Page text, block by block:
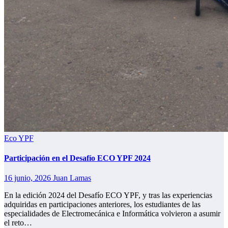
Eco YPF
Participación en el Desafío ECO YPF 2024
16 junio, 2026 Juan Lamas
En la edición 2024 del Desafío ECO YPF, y tras las experiencias
adquiridas en participaciones anteriores, los estudiantes de las
especialidades de Electromecánica e Informática volvieron a asumir
el reto…